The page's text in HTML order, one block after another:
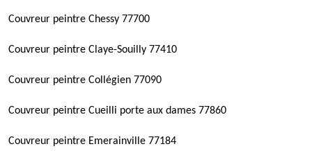
Couvreur peintre Chessy 77700
Couvreur peintre Claye-Souilly 77410
Couvreur peintre Collégien 77090
Couvreur peintre Cueilli porte aux dames 77860
Couvreur peintre Emerainville 77184